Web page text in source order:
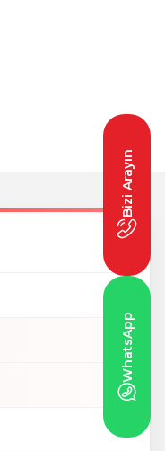
Bizi Arayın
WhatsApp